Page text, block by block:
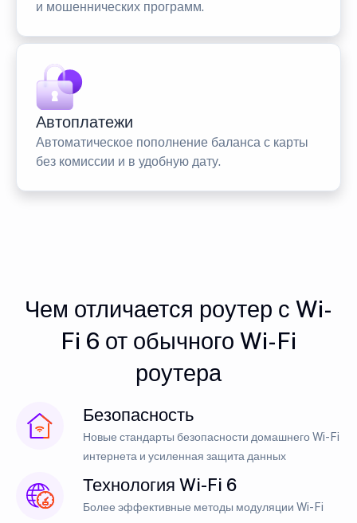
и мошеннических программ.
Автоплатежи
Автоматическое пополнение баланса с карты
без комиссии и в удобную дату.
Чем отличается роутер с Wi-
Fi 6 от обычного Wi-Fi
роутера
Безопасность
Новые стандарты безопасности домашнего Wi-Fi
интернета и усиленная защита данных
Технология Wi-Fi 6
Более эффективные методы модуляции Wi-Fi